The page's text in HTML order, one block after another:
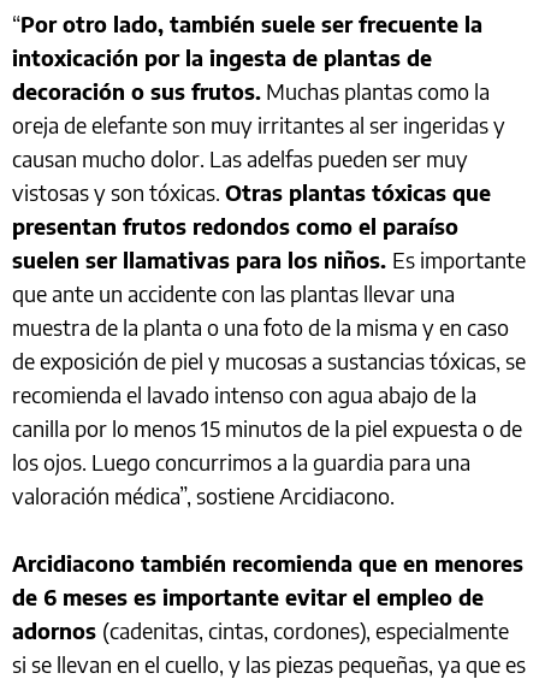
“Por otro lado, también suele ser frecuente la
intoxicación por la ingesta de plantas de
decoración o sus frutos. Muchas plantas como la
oreja de elefante son muy irritantes al ser ingeridas y
causan mucho dolor. Las adelfas pueden ser muy
vistosas y son tóxicas. Otras plantas tóxicas que
presentan frutos redondos como el paraíso
suelen ser llamativas para los niños. Es importante
que ante un accidente con las plantas llevar una
muestra de la planta o una foto de la misma y en caso
de exposición de piel y mucosas a sustancias tóxicas, se
recomienda el lavado intenso con agua abajo de la
canilla por lo menos 15 minutos de la piel expuesta o de
los ojos. Luego concurrimos a la guardia para una
valoración médica”, sostiene Arcidiacono.
Arcidiacono también recomienda que en menores
de 6 meses es importante evitar el empleo de
adornos (cadenitas, cintas, cordones), especialmente
si se llevan en el cuello, y las piezas pequeñas, ya que es